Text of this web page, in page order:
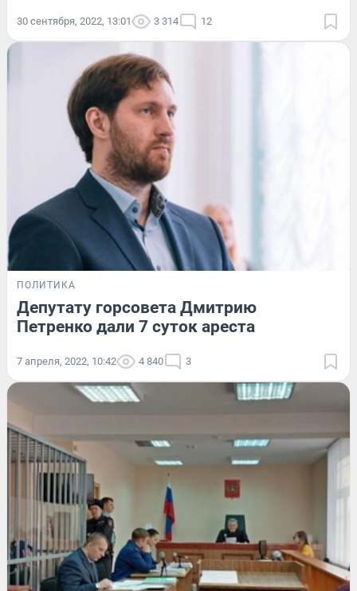
30 сентября, 2022, 13:01 3 314 12
ПОЛИТИКА
Депутату горсовета Дмитрию
Петренко дали 7 суток ареста
7 апреля, 2022, 10:42 4 840 3